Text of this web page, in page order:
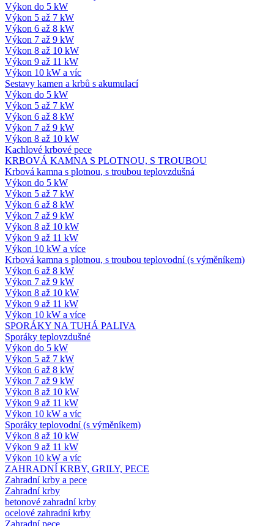
Výkon do 5 kW
Výkon 5 až 7 kW
Výkon 6 až 8 kW
Výkon 7 až 9 kW
Výkon 8 až 10 kW
Výkon 9 až 11 kW
Výkon 10 kW a víc
Sestavy kamen a krbů s akumulací
Výkon do 5 kW
Výkon 5 až 7 kW
Výkon 6 až 8 kW
Výkon 7 až 9 kW
Výkon 8 až 10 kW
Kachlové krbové pece
KRBOVÁ KAMNA S PLOTNOU, S TROUBOU
Krbová kamna s plotnou, s troubou teplovzdušná
Výkon do 5 kW
Výkon 5 až 7 kW
Výkon 6 až 8 kW
Výkon 7 až 9 kW
Výkon 8 až 10 kW
Výkon 9 až 11 kW
Výkon 10 kW a více
Krbová kamna s plotnou, s troubou teplovodní (s výměníkem)
Výkon 6 až 8 kW
Výkon 7 až 9 kW
Výkon 8 až 10 kW
Výkon 9 až 11 kW
Výkon 10 kW a více
SPORÁKY NA TUHÁ PALIVA
Sporáky teplovzdušné
Výkon do 5 kW
Výkon 5 až 7 kW
Výkon 6 až 8 kW
Výkon 7 až 9 kW
Výkon 8 až 10 kW
Výkon 9 až 11 kW
Výkon 10 kW a víc
Sporáky teplovodní (s výměníkem)
Výkon 8 až 10 kW
Výkon 9 až 11 kW
Výkon 10 kW a víc
ZAHRADNÍ KRBY, GRILY, PECE
Zahradní krby a pece
Zahradní krby
betonové zahradní krby
ocelové zahradní krby